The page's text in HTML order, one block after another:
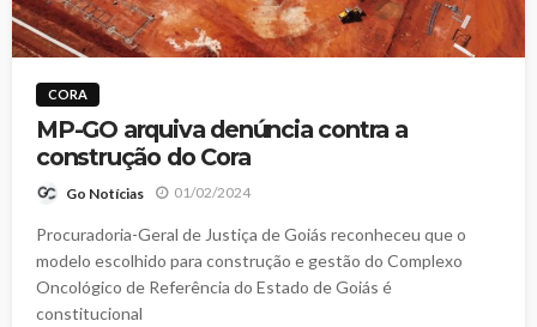
CORA
MP-GO arquiva denúncia contra a
construção do Cora
Go Notícias 01/02/2024
Procuradoria-Geral de Justiça de Goiás reconheceu que o
modelo escolhido para construção e gestão do Complexo
Oncológico de Referência do Estado de Goiás é
constitucional